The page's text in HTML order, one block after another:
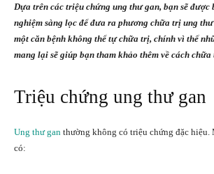
Dựa trên các triệu chứng ung thư gan, bạn sẽ được
nghiệm sàng lọc để đưa ra phương chữa trị ung
một căn bệnh không thể tự chữa trị, chính vì thế
mang lại sẽ giúp bạn tham khảo thêm về cách chữa
Triệu chứng ung thư gan
Ung thư gan thường không có triệu chứng đặc
có: